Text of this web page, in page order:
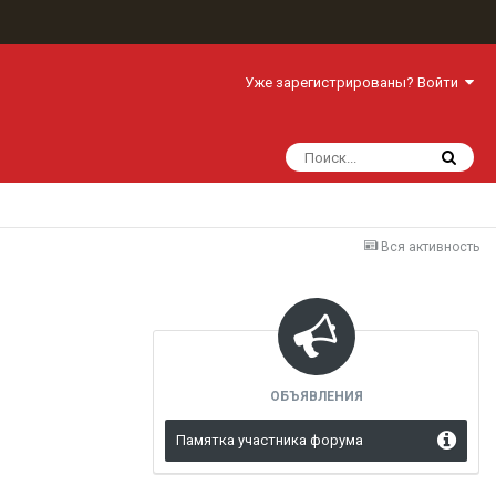
Уже зарегистрированы? Войти
Вся активность
ОБЪЯВЛЕНИЯ
Памятка участника форума